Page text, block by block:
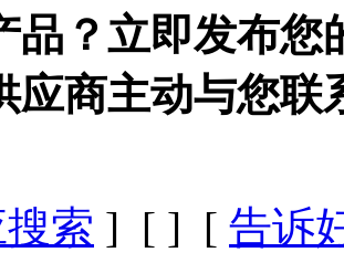
品？立即发布您
应商主动与您联
索 ] [ ] [ 告诉